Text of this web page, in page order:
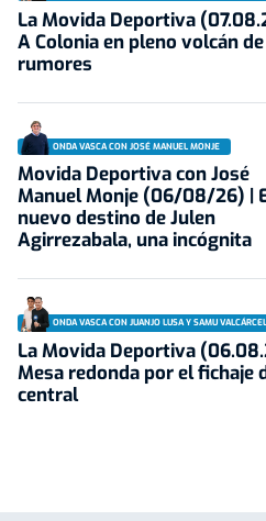
La Movida Deportiva
A Colonia en pleno volcán de
rumores
ONDA VASCA CON JOSÉ MANUEL MONJE
Movida Deportiva con José
Manuel Monje (06/08/26) |
nuevo destino de Julen
Agirrezabala, una incógnita
ONDA VASCA CON JUANJO LUSA Y SAMU VALCÁRCEL
La Movida Deportiva
Mesa redonda por el fichaje
central